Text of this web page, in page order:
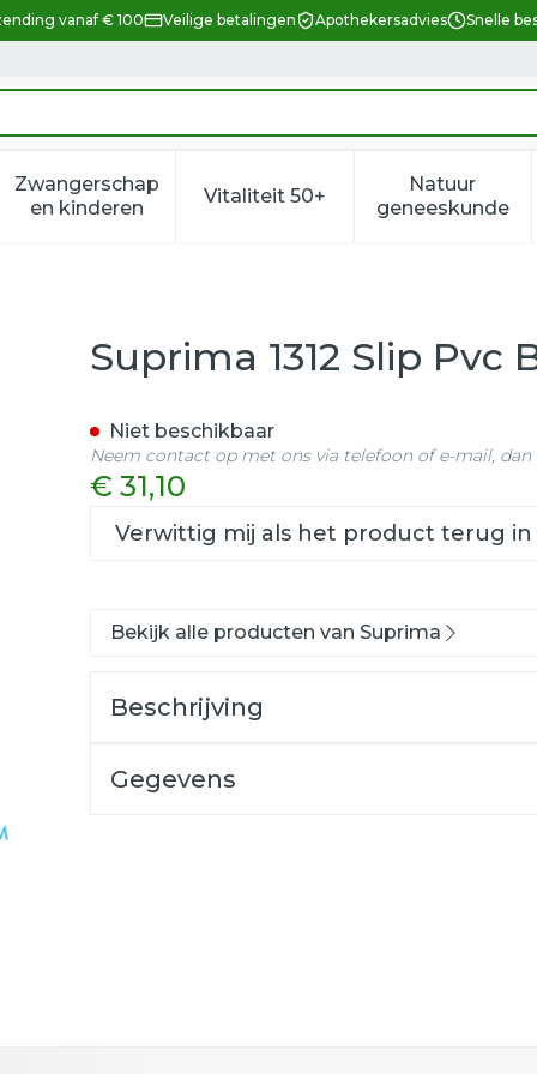
vanaf € 100 Veilige betalingen Apothekersadvies Snelle
verzorging en hygiëne categorie
voor Dieet, voeding en vitamines categorie
Zwangerschap
en kinderenToon submenu voor Zwangerschap en
Vitaliteit 50+Toon submenu voor
Natuur
geneeskunde
Toon
Drukknopen Wit l
Suprima 1312 Slip
€ 31,10
Verwittig mij als het product terug in
Niet beschikbaar
Neem contact op met ons via telefoon of e-mail,
Bekijk alle producten van Suprima
Beschrijving
Gegevens